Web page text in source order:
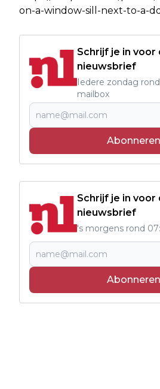
on-a-window-sill-next-to-a-
Schrijf je in
nieuwsbrief
Iedere zondag
mailbox
Abonneren
Schrijf je in voor
nieuwsbrief
's morgens rond
Abonneren